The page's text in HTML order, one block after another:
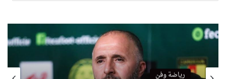
رياضة وفن